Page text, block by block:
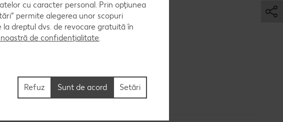
cu caracter personal. Prin opțiunea
permite alegerea unor scopuri
dreptul dvs. de revocare gratuită în
noastră de confidențialitate.
Setări
Refuz Sunt de acord